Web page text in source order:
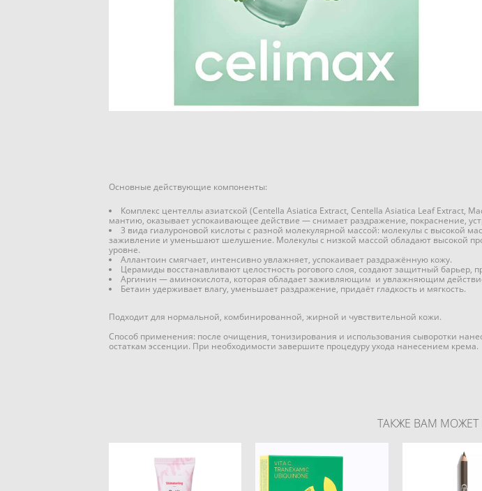
Основные действующие компоненты:
Комплекс центеллы азиатской (Centella Asiatica Extract, Centella Asiatica Leaf Extract,
мантию, оказывает успокаивающее действие — снимает раздражение, покраснение,
3 вида гиалуроновой кислоты с разной молекулярной массой: молекулы с высокой
заживление и уменьшают шелушение. Молекулы с низкой массой обладают высокой
уровне.
Аллантоин смягчает, интенсивно увлажняет, успокаивает раздражённую кожу.
Церамиды восстанавливают целостность рогового слоя, создают защитный барьер,
Аргинин — аминокислота, которая обладает заживляющим и увлажняющим
Бетаин удерживает влагу, уменьшает раздражение, придаёт гладкость и мягкость.
Подходит для нормальной, комбинированной, жирной и чувствительной кожи.
Способ применения: после очищения, тонизирования и использования сыворотки
остаткам эссенции. При необходимости завершите процедуру ухода нанесением крема.
ТАКЖЕ ВАМ МОЖЕТ